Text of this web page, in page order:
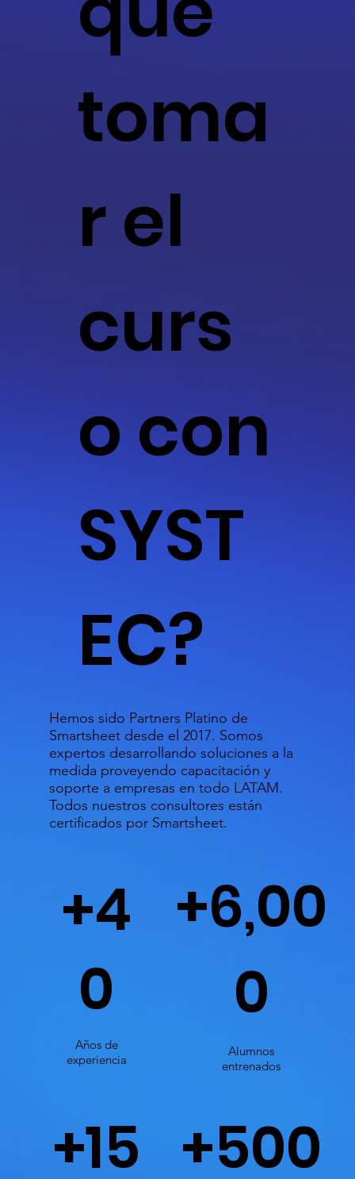
toma
r el
curs
o con
SYST
EC?
Hemos sido Partners Platino de
Smartsheet desde el 2017. Somos
expertos desarrollando soluciones a la
medida proveyendo capacitación y
soporte a empresas en todo LATAM.
Todos nuestros consultores están
certificados por Smartsheet.
+4
0
Años de
experiencia
+6,00
0
Alumnos
entrenados
+500
+15